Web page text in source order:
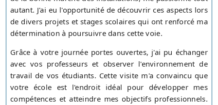
autant. J'ai eu l'opportunité de découvrir ces aspects lors
de divers projets et stages scolaires qui ont renforcé ma
détermination à poursuivre dans cette voie.
Grâce à votre journée portes ouvertes, j'ai pu échanger
avec vos professeurs et observer l'environnement de
travail de vos étudiants. Cette visite m'a convaincu que
votre école est l'endroit idéal pour développer mes
compétences et atteindre mes objectifs professionnels.